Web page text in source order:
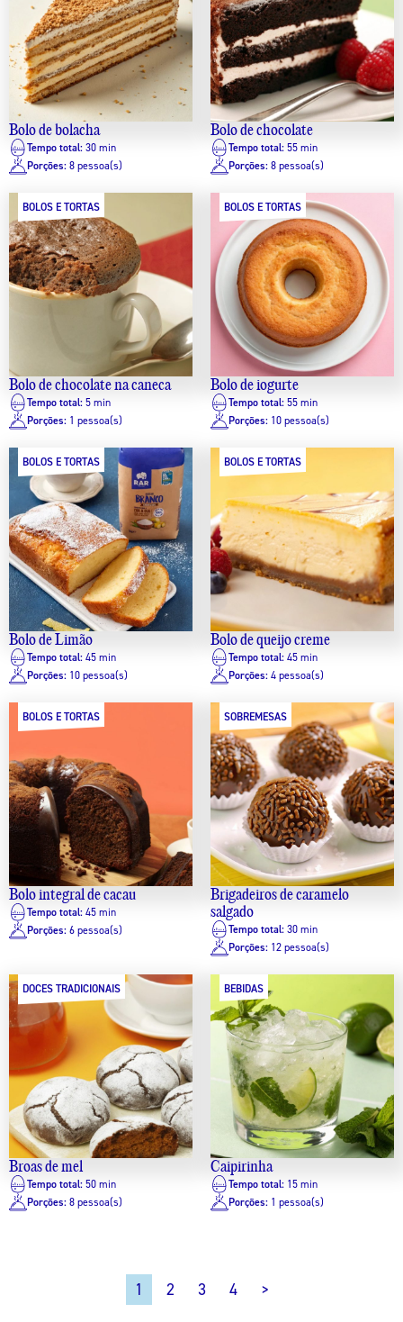
Bolo de bolacha
Tempo total: 30 min
Porções: 8 pessoa(s)
Bolo de chocolate
Tempo total: 55 min
Porções: 8 pessoa(s)
BOLOS E TORTAS
Bolo de chocolate na caneca
Tempo total: 5 min
Porções: 1 pessoa(s)
BOLOS E TORTAS
Bolo de iogurte
Tempo total: 55 min
Porções: 10 pessoa(s)
BOLOS E TORTAS
Bolo de Limão
Tempo total: 45 min
Porções: 10 pessoa(s)
BOLOS E TORTAS
Bolo de queijo creme
Tempo total: 45 min
Porções: 4 pessoa(s)
BOLOS E TORTAS
Bolo integral de cacau
Tempo total: 45 min
Porções: 6 pessoa(s)
SOBREMESAS
Brigadeiros de caramelo
salgado
Tempo total: 30 min
Porções: 12 pessoa(s)
DOCES TRADICIONAIS
Broas de mel
Tempo total: 50 min
Porções: 8 pessoa(s)
BEBIDAS
Caipirinha
Tempo total: 15 min
Porções: 1 pessoa(s)
1 2 3 4 >